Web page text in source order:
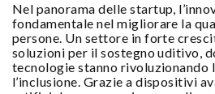
Nel panorama delle startup,
fondamentale nel migliorare la
persone. Un settore in forte
soluzioni per il sostegno uditivo,
tecnologie stanno rivoluzionando
l’inclusione. Grazie a dispositivi